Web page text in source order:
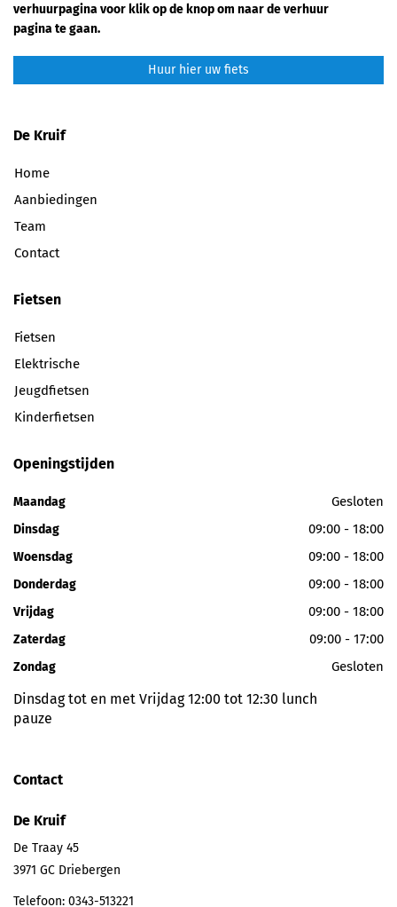
verhuurpagina voor klik op de knop om naar de verhuur
pagina te gaan.
Huur hier uw fiets
De Kruif
Home
Aanbiedingen
Team
Contact
Fietsen
Fietsen
Elektrische
Jeugdfietsen
Kinderfietsen
Openingstijden
Maandag Gesloten
Dinsdag 09:00 - 18:00
Woensdag 09:00 - 18:00
Donderdag 09:00 - 18:00
Vrijdag 09:00 - 18:00
Zaterdag 09:00 - 17:00
Zondag Gesloten
Dinsdag tot en met Vrijdag 12:00 tot 12:30 lunch
pauze
Contact
De Kruif
De Traay 45
3971 GC Driebergen
Telefoon: 0343-513221